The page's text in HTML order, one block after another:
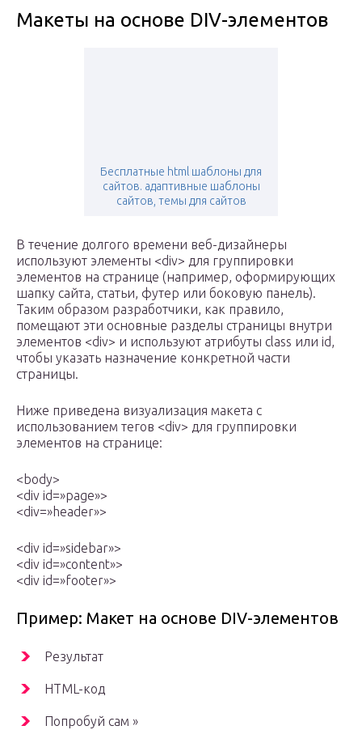
Макеты на основе DIV-элементов
Бесплатные html шаблоны для
сайтов. адаптивные шаблоны
сайтов, темы для сайтов
В течение долгого времени веб-дизайнеры
используют элементы <div> для группировки
элементов на странице (например, оформирующих
шапку сайта, статьи, футер или боковую панель).
Таким образом разработчики, как правило,
помещают эти основные разделы страницы внутри
элементов <div> и используют атрибуты class или id,
чтобы указать назначение конкретной части
страницы.
Ниже приведена визуализация макета с
использованием тегов <div> для группировки
элементов на странице:
<body>
<div id=»page»>
<div=»header»>
<div id=»sidebar»>
<div id=»content»>
<div id=»footer»>
Пример: Макет на основе DIV-элементов
Результат
HTML-код
Попробуй сам »